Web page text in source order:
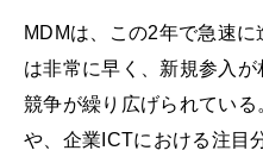
MDMは、この2年で急速
は非常に早く、新規参入
競争が繰り広げられてい
や、企業ICTにおける注目